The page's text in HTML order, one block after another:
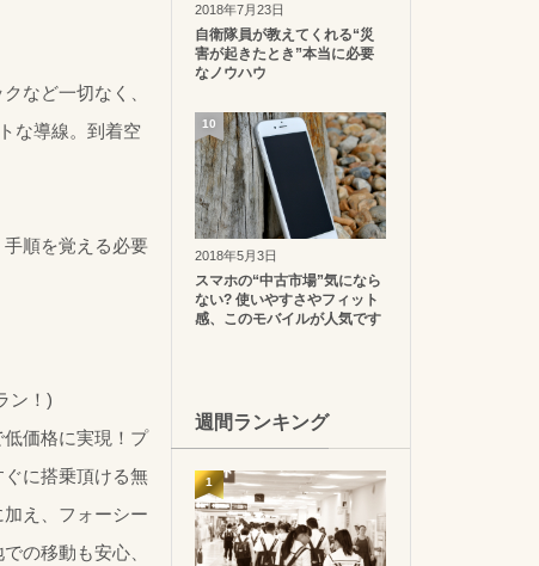
など一切なく、
な導線。到着空
順を覚える必要
ン！)
価格に実現！プ
に搭乗頂ける無
え、フォーシー
の移動も安心、
2018年7月23日
自衛隊員が教えてくれる“災
害が起きたとき”本当に必要
なノウハウ
2018年5月3日
スマホの“中古市場”気になら
ない? 使いやすさやフィット
感、このモバイルが人気です
10
週間ランキング
1